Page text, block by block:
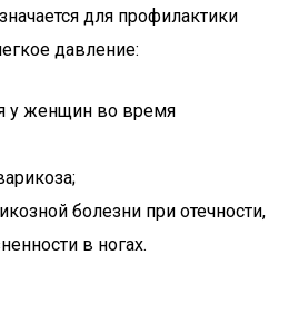
для профилактики
давление:
у женщин во время
болезни при отечности,
в ногах.